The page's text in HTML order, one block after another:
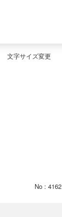
文字サイズ変更
No : 4162